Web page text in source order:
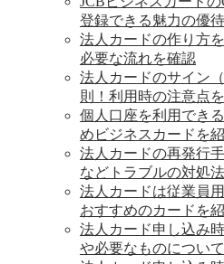
登録できる魅力の優
法人カードの作り方
必要な流れを確認
法人カードのサイン
則！利用時の注意点
個人口座を利用でき
めビジネスカードを
法人カードの再発行
などトラブルの対処
法人カードは従業員
おすすめのカードを
法人カード申し込み
や必要なものについ